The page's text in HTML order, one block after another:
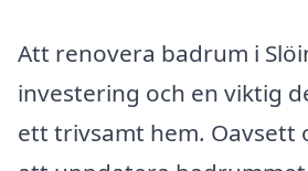
Att renovera badrum i
investering och en viktig
ett trivsamt hem. Oavsett